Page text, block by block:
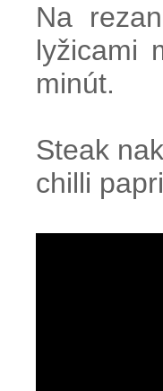
Na
lyžicami
minút.
Steak
chilli